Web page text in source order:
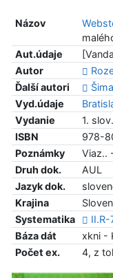
Názov
Aut.údaje
Autor
Ďalší autori
Vyd.údaje
Vydanie
1.
ISBN
978-
Poznámky
Viaz..
Druh dok.
AUL
Jazyk dok.
Krajina
Systematika
II.R-
Báza dát
xkni -
Počet ex.
4, z